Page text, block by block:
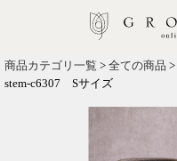
商品カテゴリ一覧 > 全ての商品 >
stem-c6307 Sサイズ